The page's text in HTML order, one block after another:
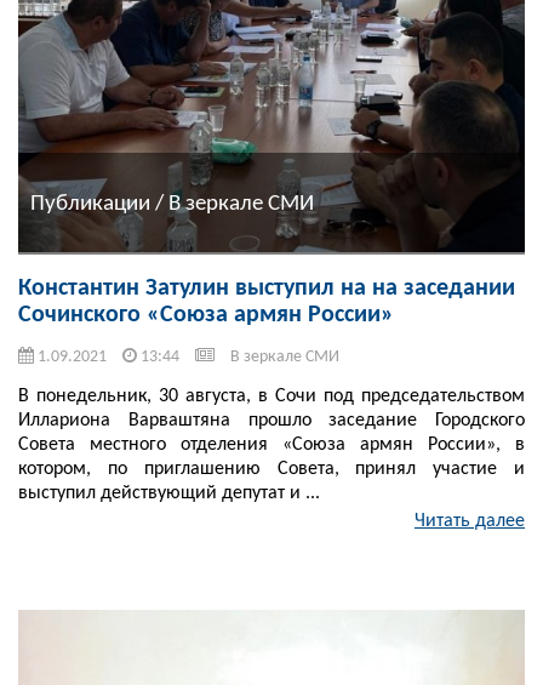
Публикации / В зеркале СМИ
Константин Затулин выступил на на заседании
Сочинского «Союза армян России»
1.09.2021 13:44 В зеркале СМИ
В понедельник, 30 августа, в Сочи под председательством
Иллариона Варваштяна прошло заседание Городского
Совета местного отделения «Союза армян России», в
котором, по приглашению Совета, принял участие и
выступил действующий депутат и ...
Читать далее